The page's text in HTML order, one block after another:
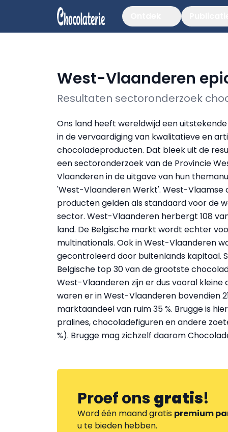
West-Vlaanderen
Resultaten sectoronderzoek
Ons land heeft wereldwijd een
in de vervaardiging van kwalitatieve en
chocoladeproducten. Dat bleek uit de
een sectoronderzoek van de Provincie
Vlaanderen in de uitgave van hun
'West-Vlaanderen Werkt'. West-Vlaamse
producten gelden als standaard voor de
sector. West-Vlaanderen herbergt 108
land. De Belgische markt wordt echter
multinationals. Ook in West-Vlaanderen
gecontroleerd door buitenlands kapitaal.
Belgische top 30 van de grootste
West-Vlaanderen zijn er dus vooral
waren er in West-Vlaanderen bovendien
marktaandeel van ruim 35 %. Brugge is
pralines, chocoladefiguren en andere
%). Brugge mag zichzelf daarom
Proef onsgratis!
Word één maand gratis premium
u te bieden hebben.